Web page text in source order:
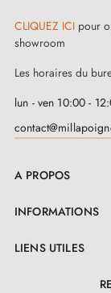
différence
serrures à
CLIQUEZ ICI pour
showroom
Les horaires du
lun - ven 10:00 -
A PROPOS
INFORMATIONS
LIENS UTILES